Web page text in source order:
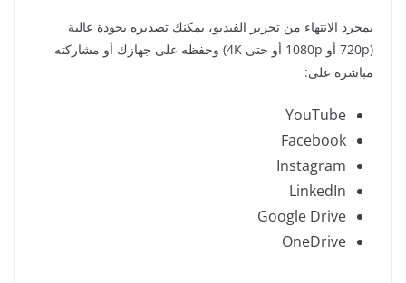
بمجرد الانتهاء من تحرير الفيديو، يمكنك تصديره بجودة عالية
(720p أو 1080p أو حتى 4K) وحفظه على جهازك أو مشاركته
مباشرة على:
YouTube
Facebook
Instagram
LinkedIn
Google Drive
OneDrive